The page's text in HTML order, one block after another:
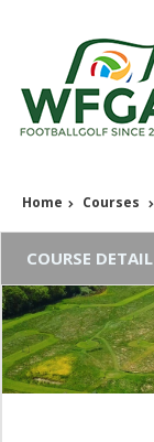
Home Courses
COURSE DETAIL